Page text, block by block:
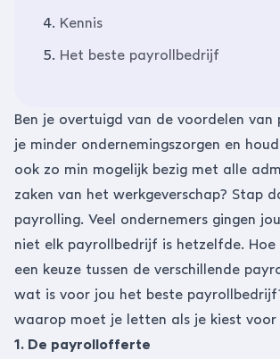
4. Kennis
5. Het beste payrollbedrijf
Ben je overtuigd van de voordelen van
je minder ondernemingszorgen en
ook zo min mogelijk bezig met alle
zaken van het werkgeverschap? Stap
payrolling. Veel ondernemers gingen
niet elk payrollbedrijf is hetzelfde. Hoe
een keuze tussen de verschillende
wat is voor jou het beste
waarop moet je letten als je kiest voor
1. De payrollofferte